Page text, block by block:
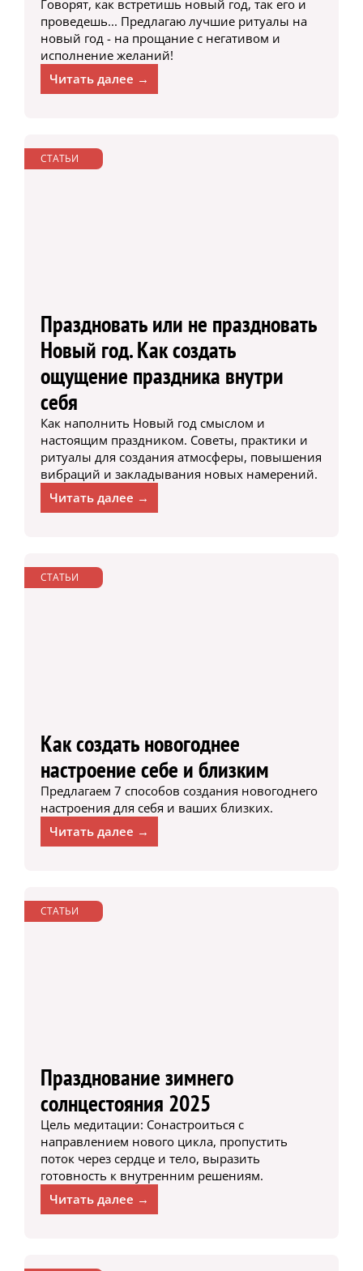
Говорят, как встретишь новый год, так его и
проведешь... Предлагаю лучшие ритуалы на
новый год - на прощание с негативом и
исполнение желаний!
Читать далее →
СТАТЬИ
Праздновать или не праздновать
Новый год. Как создать
ощущение праздника внутри
себя
Как наполнить Новый год смыслом и
настоящим праздником. Советы, практики и
ритуалы для создания атмосферы, повышения
вибраций и закладывания новых намерений.
Читать далее →
СТАТЬИ
Как создать новогоднее
настроение себе и близким
Предлагаем 7 способов создания новогоднего
настроения для себя и ваших близких.
Читать далее →
СТАТЬИ
Празднование зимнего
солнцестояния 2025
Цель медитации: Сонастроиться с
направлением нового цикла, пропустить
поток через сердце и тело, выразить
готовность к внутренним решениям.
Читать далее →